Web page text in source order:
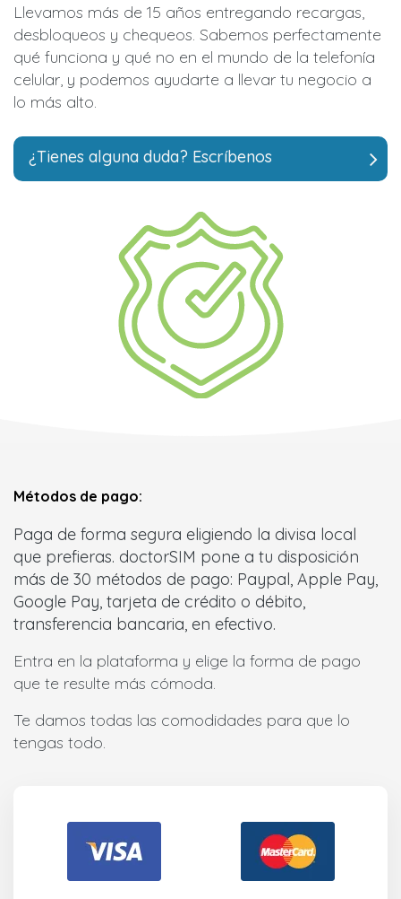
Llevamos más de 15 años entregando recargas,
desbloqueos y chequeos. Sabemos perfectamente
qué funciona y qué no en el mundo de la telefonía
celular, y podemos ayudarte a llevar tu negocio a
lo más alto.
¿Tienes alguna duda? Escríbenos
Métodos de pago:
Paga de forma segura eligiendo la divisa local
que prefieras. doctorSIM pone a tu disposición
más de 30 métodos de pago: Paypal, Apple Pay,
Google Pay, tarjeta de crédito o débito,
transferencia bancaria, en efectivo.
Entra en la plataforma y elige la forma de pago
que te resulte más cómoda.
Te damos todas las comodidades para que lo
tengas todo.